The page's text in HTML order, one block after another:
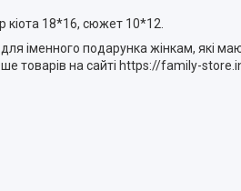
кіота 18*16, сюжет 10*12.
іменного подарунка жінкам, які
товарів на сайті https://family-